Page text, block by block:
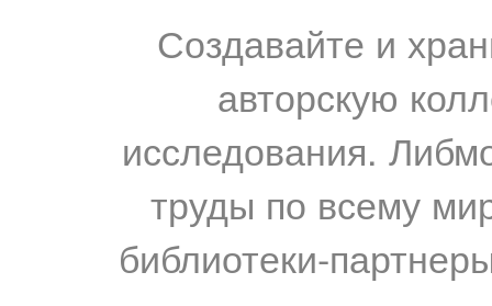
Создавайте и
авторскую
исследования.
труды по всему
библиотеки-